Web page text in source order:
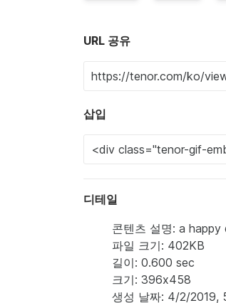
URL 공유
삽입
디테일
콘텐츠 설명: a
파일 크기: 402KB
길이: 0.600 sec
크기: 396x458
생성 날짜: 4/2/2019,